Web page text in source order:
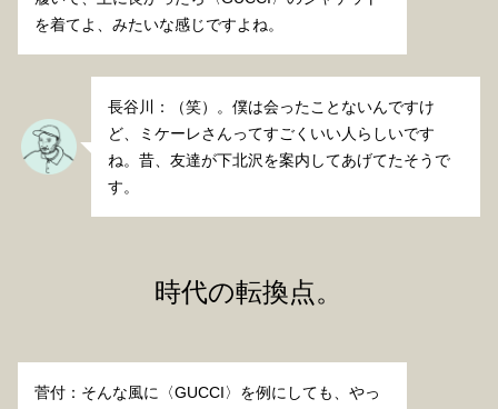
を着てよ、みたいな感じですよね。
長谷川：（笑）。僕は会ったことないんですけ
ど、ミケーレさんってすごくいい人らしいです
ね。昔、友達が下北沢を案内してあげてたそうで
す。
時代の転換点。
菅付：そんな風に〈GUCCI〉を例にしても、やっ